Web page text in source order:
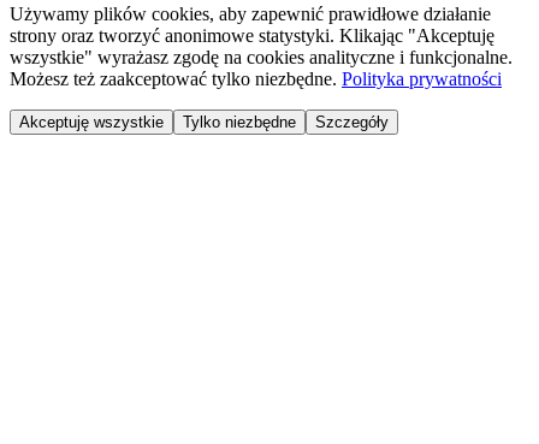
Używamy plików cookies, aby zapewnić prawidłowe działanie
strony oraz tworzyć anonimowe statystyki. Klikając "Akceptuję
wszystkie" wyrażasz zgodę na cookies analityczne i funkcjonalne.
Możesz też zaakceptować tylko niezbędne. Polityka prywatności
Akceptuję wszystkie Tylko niezbędne Szczegóły